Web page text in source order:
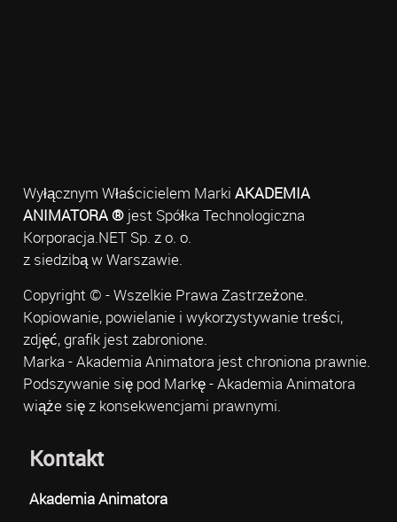
Wyłącznym Właścicielem Marki AKADEMIA
ANIMATORA ®jest Spółka Technologiczna
Korporacja.NET Sp. z o. o.
z siedzibą w Warszawie.
Copyright © - Wszelkie Prawa Zastrzeżone.
Kopiowanie, powielanie i wykorzystywanie treści,
zdjęć, grafik jest zabronione.
Marka - Akademia Animatora jest chroniona prawnie.
Podszywanie się pod Markę - Akademia Animatora
wiąże się z konsekwencjami prawnymi.
Kontakt
Akademia Animatora